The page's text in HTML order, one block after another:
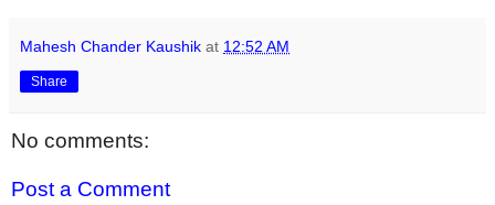
Mahesh Chander Kaushik at 12:52 AM
Share
No comments:
Post a Comment